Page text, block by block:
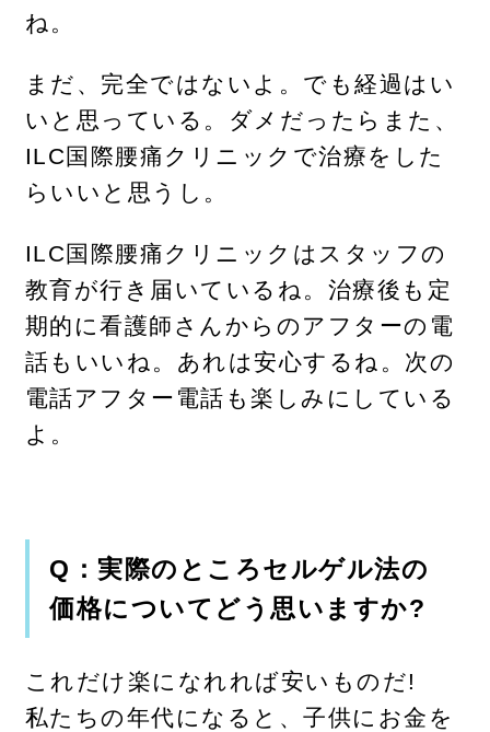
ね。
まだ、完全ではないよ。でも経過はい
いと思っている。ダメだったらまた、
ILC国際腰痛クリニックで治療をした
らいいと思うし。
ILC国際腰痛クリニックはスタッフの
教育が行き届いているね。治療後も定
期的に看護師さんからのアフターの電
話もいいね。あれは安心するね。次の
電話アフター電話も楽しみにしている
よ。
Q：実際のところセルゲル法の
価格についてどう思いますか?
これだけ楽になれれば安いものだ!
私たちの年代になると、子供にお金を